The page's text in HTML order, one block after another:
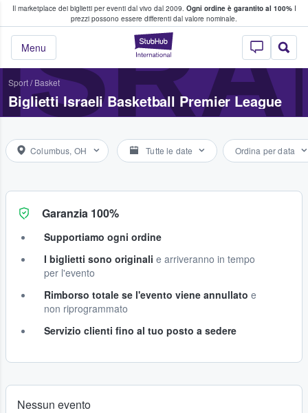
Il marketplace dei biglietti per eventi dal vivo dal 2009. Ogni ordine è garantito al 100%I
prezzi possono essere differenti dal valore nominale.
StubHub - Dove
Menu
fan comprano e vendono biglietti
Sport/ Basket
Biglietti Israeli Basketball Premier League
Columbus, OH Tutte le date Ordina per data
Garanzia 100%
Supportiamo ogni ordine
I biglietti sono originali e arriveranno in tempo
per l'evento
Rimborso totale se l'evento viene annullato e
non riprogrammato
Servizio clienti fino al tuo posto a sedere
Nessun evento